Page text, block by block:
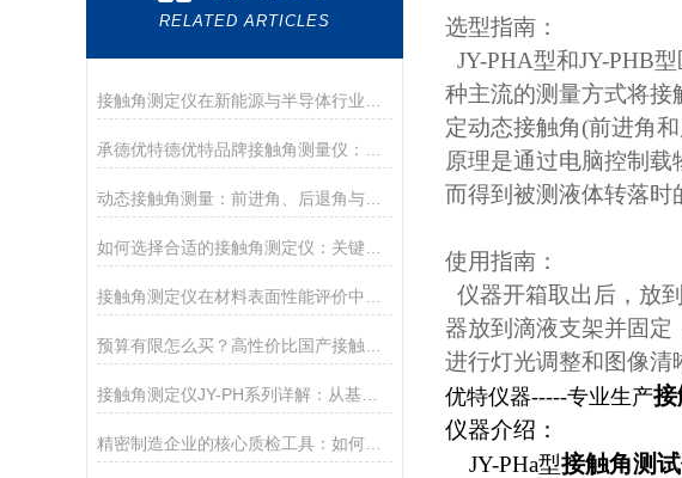
RELATED ARTICLES
动态接触角测量：前进角、后退角与滚动角分析
如何选择合适的接触角测定仪：关键参数与配置解读
精密制造企业的核心质检工具：如何通过接触角控制产品质量
选型指南：
JY-PHA型和JY-PHB
种主流的测量方式将接
定动态接触角(前进角
原理是通过电脑控制
而得到被测液体转落时
使用指南：
仪器开箱取出后，放
器放到滴液支架并固定
进行灯光调整和图像清
优特仪器-----专业生产接
仪器介绍：
JY-PHa型接触角测